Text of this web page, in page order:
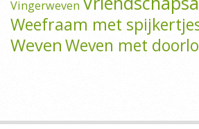
Vingerweven
Weefraam met
WevenWeven met